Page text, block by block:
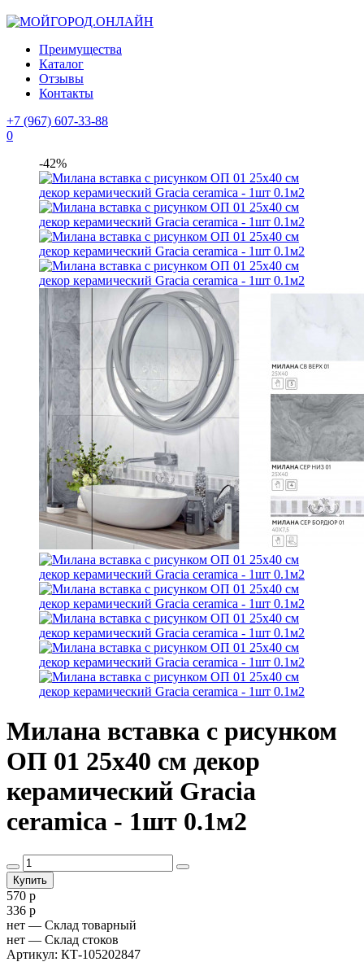
Преимущества
Каталог
Отзывы
Контакты
+7 (967) 607-33-88
0
-42%
Милана вставка с рисунком
ОП 01 25х40 см декор
керамический Gracia
ceramica - 1шт 0.1м2
570 р
336 р
нет — Склад товарный
нет — Склад стоков
Артикул: КТ-105202847